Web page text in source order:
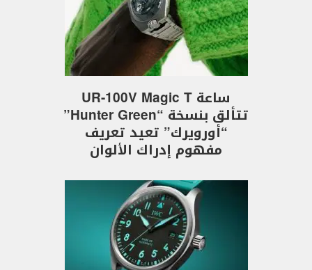
ساعة UR-100V Magic T
تتألق بنسخة “Hunter Green”
“أورويرك” تعيد تعريف
مفهوم إدراك الألوان